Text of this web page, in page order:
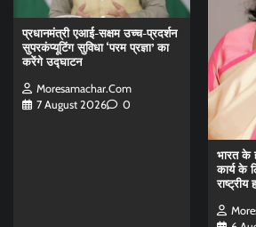
प्रधानमंत्री एआई-सक्षम उच्च-प्रदर्शन
सुपरकंप्यूटिंग सुविधा ‘परम प्रज्ञा’ का
करेंगे उद्घाटन
Moresamachar.com
7 August 2026
0
भारत के
कार्य के